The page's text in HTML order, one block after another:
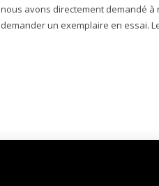
nous avons directement demandé
demander un exemplaire en essai.